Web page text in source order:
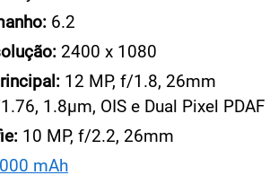
6.2
2400 x 1080
12 MP, f/1.8, 26mm
1.8µm, OIS e Dual Pixel PDAF
10 MP, f/2.2, 26mm
mAh